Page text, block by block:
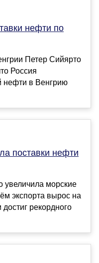
нефти по
Петер Сийярто
Россия
нефти в Венгрию
поставки нефти
увеличила морские
экспорта вырос на
рекордного